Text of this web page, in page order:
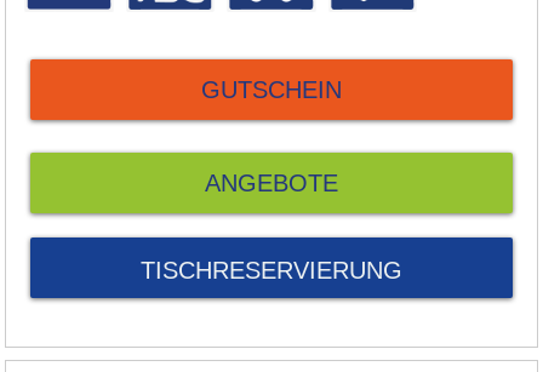
GUTSCHEIN
ANGEBOTE
TISCHRESERVIERUNG